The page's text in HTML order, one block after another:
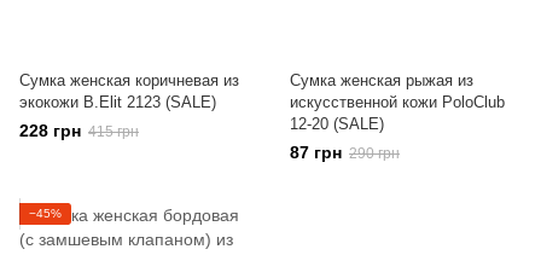
Сумка женская коричневая из
экокожи B.Elit 2123 (SALE)
228 грн 415 грн
Сумка женская рыжая из
искусственной кожи PoloClub
12-20 (SALE)
87 грн 290 грн
−45%